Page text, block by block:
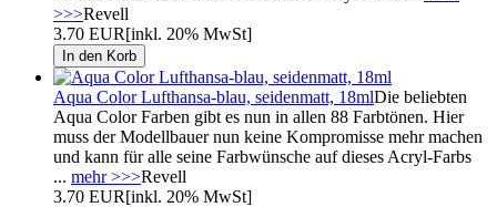
>>>Revell
3.70 EUR[inkl. 20% MwSt]
Aqua Color Lufthansa-blau, seidenmatt, 18mlDie beliebten
Aqua Color Farben gibt es nun in allen 88 Farbtönen. Hier
muss der Modellbauer nun keine Kompromisse mehr machen
und kann für alle seine Farbwünsche auf dieses Acryl-Farbs
... mehr >>>Revell
3.70 EUR[inkl. 20% MwSt]